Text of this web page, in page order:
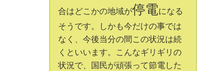
合はどこかの地域が停電になる
そうです。しかも今だけの事では
なく、今後当分の間この状況は続
くといいます。こんなギリギリの
状況で、国民が頑張って節電した